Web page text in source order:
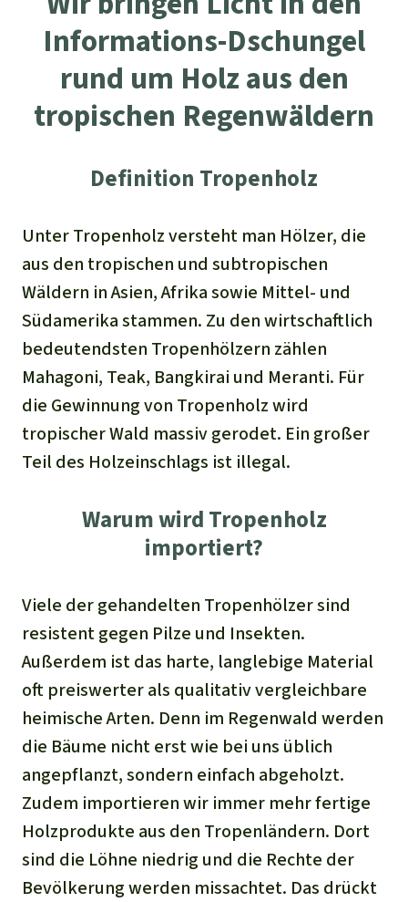
Gold
Fleisch und Soja
Staudämme
Straßen
Zement und Beton
Kontakt
Transparenz
Freianzeigen
Italiano
Português
Indonesia
Waldschutz
Schutz von Indigenen
Südostasien
Lateinamerika
Informations-Dschungel
rund um Holz aus den
tropischen Regenwäldern
Definition Tropenholz
Unter Tropenholz versteht man Hölzer, die
aus den tropischen und subtropischen
Wäldern in Asien, Afrika sowie Mittel- und
Südamerika stammen. Zu den wirtschaftlich
bedeutendsten Tropenhölzern zählen
Mahagoni, Teak, Bangkirai und Meranti. Für
die Gewinnung von Tropenholz wird
tropischer Wald massiv gerodet. Ein großer
Teil des Holzeinschlags ist illegal.
Warum wird Tropenholz
importiert?
Viele der gehandelten Tropenhölzer sind
resistent gegen Pilze und Insekten.
Außerdem ist das harte, langlebige Material
oft preiswerter als qualitativ vergleichbare
heimische Arten. Denn im Regenwald werden
die Bäume nicht erst wie bei uns üblich
angepflanzt, sondern einfach abgeholzt.
Zudem importieren wir immer mehr fertige
Holzprodukte aus den Tropenländern. Dort
sind die Löhne niedrig und die Rechte der
Bevölkerung werden missachtet. Das drückt